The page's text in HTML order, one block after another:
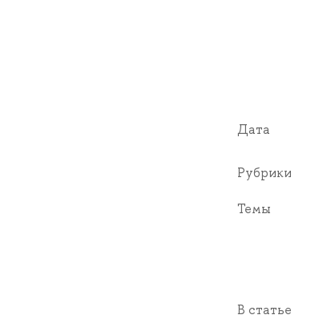
Дата
Рубрики
Темы
В статье